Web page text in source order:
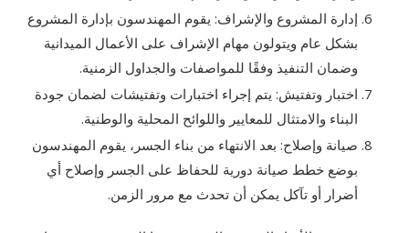
إدارة المشروع والإشراف: يقوم المهندسون بإدارة المشروع
بشكل عام ويتولون مهام الإشراف على الأعمال الميدانية
وضمان التنفيذ وفقًا للمواصفات والجداول الزمنية.
اختبار وتفتيش: يتم إجراء اختبارات وتفتيشات لضمان جودة
البناء والامتثال للمعايير واللوائح المحلية والوطنية.
صيانة وإصلاح: بعد الانتهاء من بناء الجسر، يقوم المهندسون
بوضع خطط صيانة دورية للحفاظ على الجسر وإصلاح أي
أضرار أو تآكل يمكن أن تحدث مع مرور الزمن.